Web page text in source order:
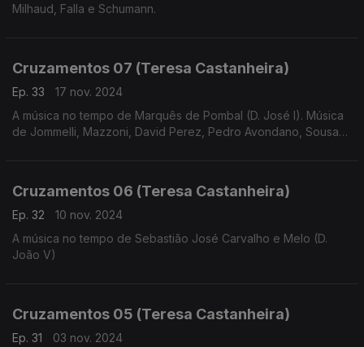
Milhaud, Falla e Schumann.
Cruzamentos 07 (Teresa Castanheira)
Ep. 33
17 nov. 2024
A música no tempo de Marquês de Pombal (D. José I). Música
de Jommelli, Mazzoni, David Perez, Pedro Avondano, Sousa
Cruzamentos 06 (Teresa Castanheira)
Ep. 32
10 nov. 2024
A música no tempo de Sebastião José Carvalho e Melo (D.
João V)
Cruzamentos 05 (Teresa Castanheira)
Ep. 31
03 nov. 2024